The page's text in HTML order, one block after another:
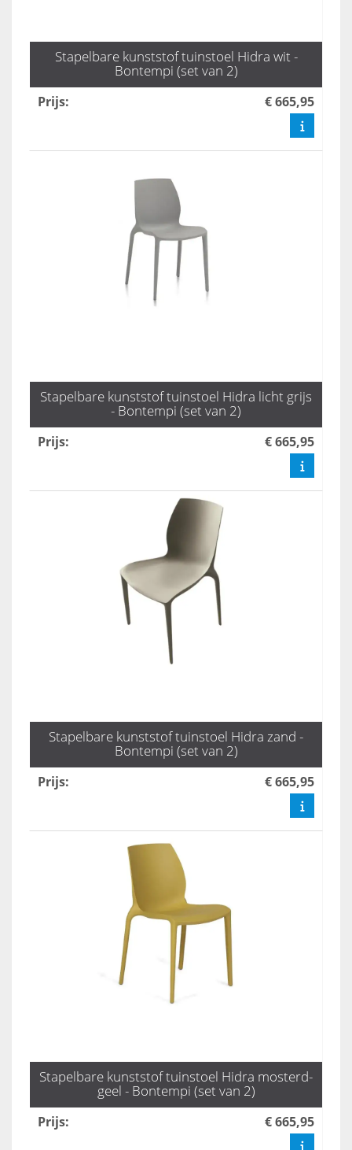
Stapelbare kunststof tuinstoel Hidra wit -
Bontempi (set van 2)
Prijs: € 665,95
Stapelbare kunststof tuinstoel Hidra licht grijs
- Bontempi (set van 2)
Prijs: € 665,95
Stapelbare kunststof tuinstoel Hidra zand -
Bontempi (set van 2)
Prijs: € 665,95
Stapelbare kunststof tuinstoel Hidra mosterd-
geel - Bontempi (set van 2)
Prijs: € 665,95